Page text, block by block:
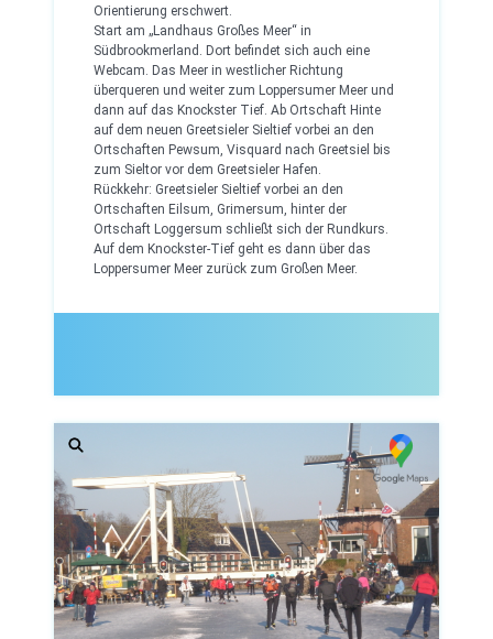
Orientierung erschwert.
Start am „Landhaus Großes Meer“ in
Südbrookmerland. Dort befindet sich auch eine
Webcam. Das Meer in westlicher Richtung
überqueren und weiter zum Loppersumer Meer und
dann auf das Knockster Tief. Ab Ortschaft Hinte
auf dem neuen Greetsieler Sieltief vorbei an den
Ortschaften Pewsum, Visquard nach Greetsiel bis
zum Sieltor vor dem Greetsieler Hafen.
Rückkehr: Greetsieler Sieltief vorbei an den
Ortschaften Eilsum, Grimersum, hinter der
Ortschaft Loggersum schließt sich der Rundkurs.
Auf dem Knockster-Tief geht es dann über das
Loppersumer Meer zurück zum Großen Meer.